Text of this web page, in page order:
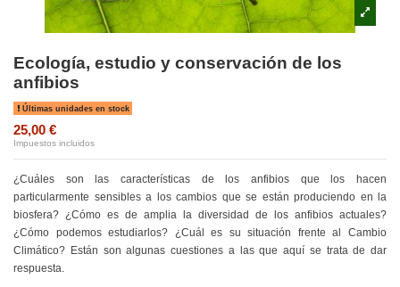
Ecología, estudio y conservación de los
anfibios
Últimas unidades en stock
25,00 €
Impuestos incluidos
¿Cuáles son las características de los anfibios que los hacen
particularmente sensibles a los cambios que se están produciendo en la
biosfera? ¿Cómo es de amplia la diversidad de los anfibios actuales?
¿Cómo podemos estudiarlos? ¿Cuál es su situación frente al Cambio
Climático? Están son algunas cuestiones a las que aquí se trata de dar
respuesta.